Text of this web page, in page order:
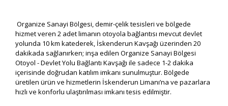
Organize Sanayi Bölgesi, demir-çelik tesisleri ve bölgede
hizmet veren 2 adet limanın otoyola bağlantısı mevcut devlet
yolunda 10 km katederek, İskenderun Kavşağı üzerinden 20
dakikada sağlanırken; inşa edilen Organize Sanayi Bölgesi
Otoyol - Devlet Yolu Bağlantı Kavşağı ile sadece 1-2 dakika
içerisinde doğrudan katılım imkanı sunulmuştur. Bölgede
üretilen ürün ve hizmetlerin İskenderun Limanı’na ve pazarlara
hızlı ve konforlu ulaştırılması imkanı tesis edilmiştir.